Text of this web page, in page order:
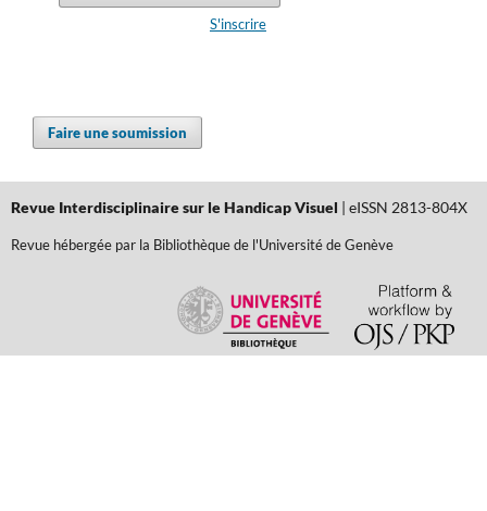
S'inscrire
Faire une soumission
Revue Interdisciplinaire sur le Handicap Visuel | eISSN 2813-804X
Revue hébergée par la Bibliothèque de l'Université de Genève